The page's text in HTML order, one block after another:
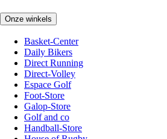
Onze winkels
Basket-Center
Daily Bikers
Direct Running
Direct-Volley
Espace Golf
Foot-Store
Galop-Store
Golf and co
Handball-Store